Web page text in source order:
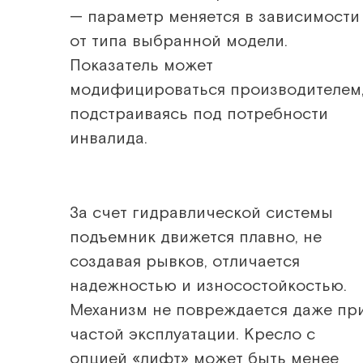
— параметр меняется в зависимости
от типа выбранной модели.
Показатель может
модифицироваться
подстраиваясь под потребности
инвалида.
За счет гидравлической системы
подъемник движется плавно, не
создавая рывков, отличается
надежностью и износостойкостью.
Механизм не повреждается даже
частой эксплуатации. Кресло с
опцией «лифт» может быть менее